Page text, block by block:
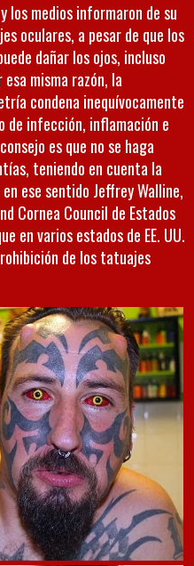
medios informaron de su
oculares, a pesar de que los
dañar los ojos, incluso
misma razón, la
condena inequívocamente
de infección, inflamación e
es que no se haga
teniendo en cuenta la
ese sentido Jeffrey Walline,
Cornea Council de Estados
en varios estados de EE. UU.
de los tatuajes